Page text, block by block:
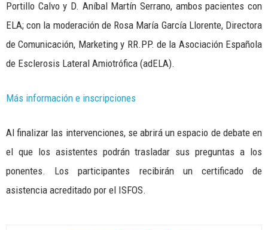
Portillo Calvo y D. Aníbal Martín Serrano, ambos pacientes con
ELA; con la moderación de Rosa María García Llorente, Directora
de Comunicación, Marketing y RR.PP. de la Asociación Española
de Esclerosis Lateral Amiotrófica (adELA).
Más información e inscripciones
Al finalizar las intervenciones, se abrirá un espacio de debate en
el que los asistentes podrán trasladar sus preguntas a los
ponentes. Los participantes recibirán un certificado de
asistencia acreditado por el ISFOS.